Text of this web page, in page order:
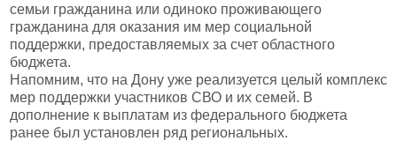
семьи гражданина или одиноко проживающего
гражданина для оказания им мер социальной
поддержки, предоставляемых за счет областного
бюджета.
Напомним, что на Дону уже реализуется целый комплекс
мер поддержки участников СВО и их семей. В
дополнение к выплатам из федерального бюджета
ранее был установлен ряд региональных.